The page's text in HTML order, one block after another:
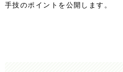
手技のポイントを公開します。